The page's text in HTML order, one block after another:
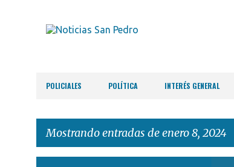
POLICIALES POLÍTICA INTERÉS GENERAL
Mostrando entradas de enero 8, 2024